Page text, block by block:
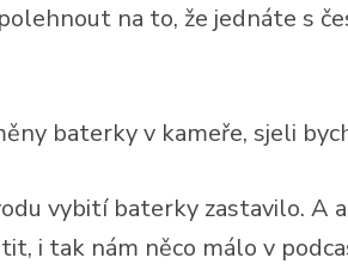
na to, že jednáte s
baterky v kameře, sjeli
vybití baterky zastavilo.
i tak nám něco málo v